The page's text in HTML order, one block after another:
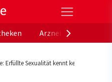
Gesundheitsportal der
Erfüllte Sexualität kennt kein Alter